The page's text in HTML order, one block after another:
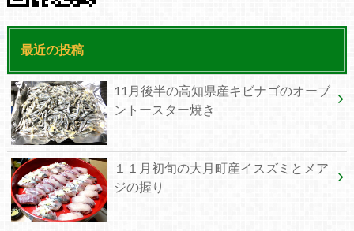
最近の投稿
11月後半の高知県産キビナゴのオーブ
ントースター焼き
１１月初旬の大月町産イスズミとメア
ジの握り